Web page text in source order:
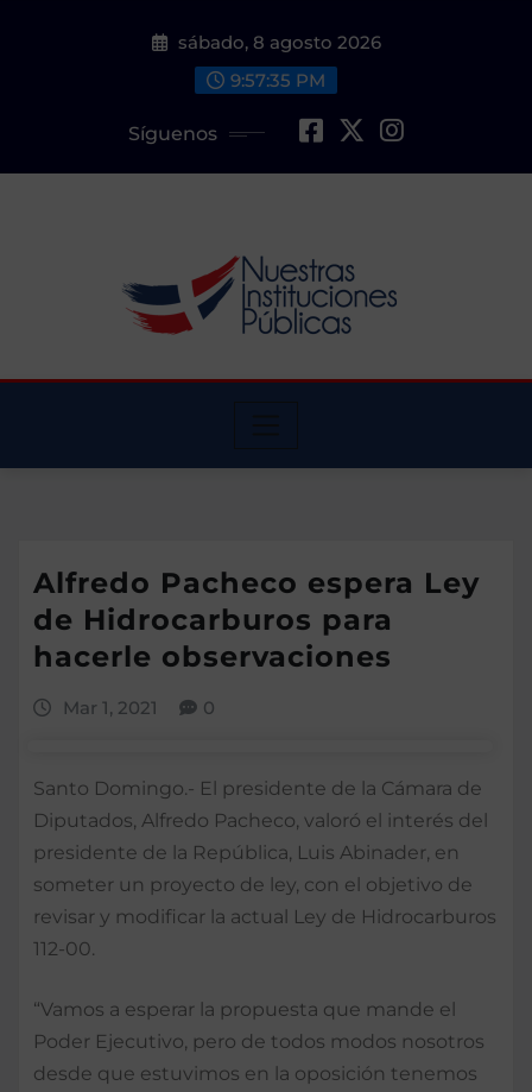
sábado, 8 agosto 2026
9:57:37 PM
Síguenos
Alfredo Pacheco espera Ley
de Hidrocarburos para
hacerle observaciones
Mar 1, 2021 0
Santo Domingo.- El presidente de la Cámara de
Diputados, Alfredo Pacheco, valoró el interés del
presidente de la República, Luis Abinader, en
someter un proyecto de ley, con el objetivo de
revisar y modificar la actual Ley de Hidrocarburos
112-00.
“Vamos a esperar la propuesta que mande el
Poder Ejecutivo, pero de todos modos nosotros
desde que estuvimos en la oposición tenemos